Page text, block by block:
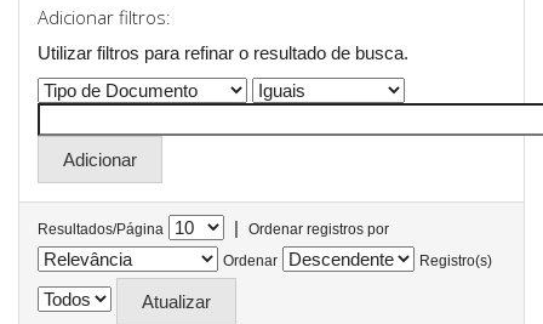
Adicionar filtros:
Utilizar filtros para refinar o resultado de busca.
Resultados/Página |
Ordenar registros por
Ordenar
Registro(s)